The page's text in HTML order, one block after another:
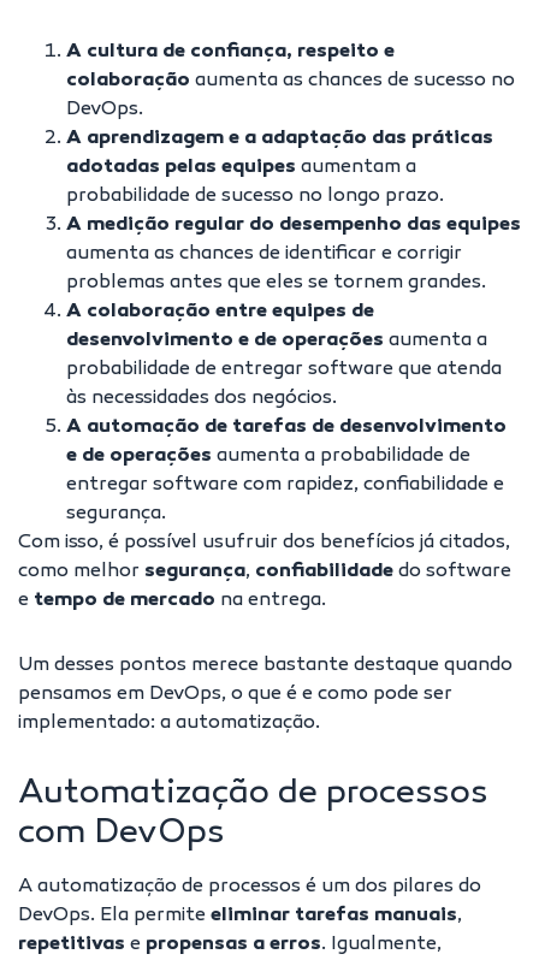
A cultura de confiança, respeito e
colaboração aumenta as chances de sucesso no
DevOps.
A aprendizagem e a adaptação das práticas
adotadas pelas equipes aumentam a
probabilidade de sucesso no longo prazo.
A medição regular do desempenho das equipes
aumenta as chances de identificar e corrigir
problemas antes que eles se tornem grandes.
A colaboração entre equipes de
desenvolvimento e de operações aumenta a
probabilidade de entregar software que atenda
às necessidades dos negócios.
A automação de tarefas de desenvolvimento
e de operações aumenta a probabilidade de
entregar software com rapidez, confiabilidade e
segurança.
Com isso, é possível usufruir dos benefícios já citados,
como melhor segurança, confiabilidade do software
e tempo de mercado na entrega.
Um desses pontos merece bastante destaque quando
pensamos em DevOps, o que é e como pode ser
implementado: a automatização.
Automatização de processos
com DevOps
A automatização de processos é um dos pilares do
DevOps. Ela permite eliminar tarefas manuais,
repetitivas e propensas a erros. Igualmente,